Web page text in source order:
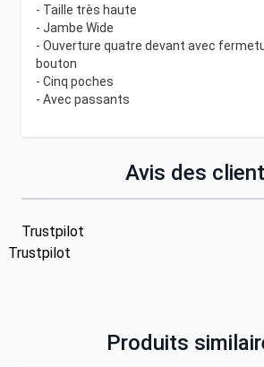
- Taille très haute
- Jambe Wide
- Ouverture quatre devant avec
bouton
- Cinq poches
- Avec passants
Avis des
Trustpilot
Trustpilot
Produits